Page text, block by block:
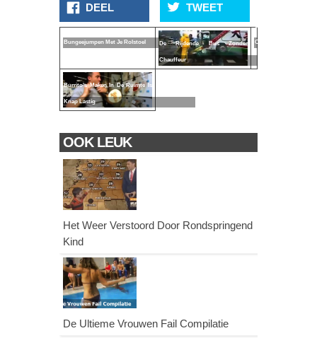
DEEL TWEET
Bungeejumpen Met Je Rolstoel De Rijdende Bus Zonder
Chauffeur
Ontwapend
Burrito's Maken In De Ruimte Is
Knap Lastig
OOK LEUK
Het Weer Verstoord Door Rondspringend
Kind
De Ultieme Vrouwen Fail Compilatie